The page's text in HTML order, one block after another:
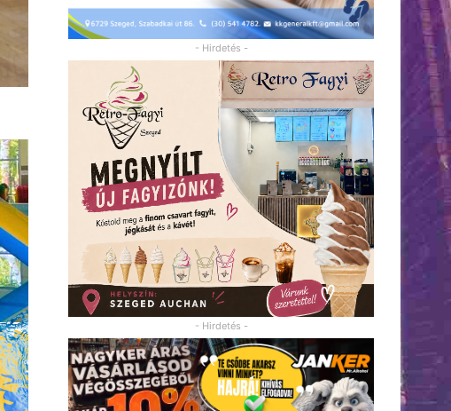
- Hirdetés -
- Hirdetés -